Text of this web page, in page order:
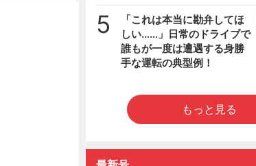
5
「これは本当に勘弁してほ
しい……」日常のドライブで
誰もが一度は遭遇する身勝
手な運転の典型例！
もっと見る